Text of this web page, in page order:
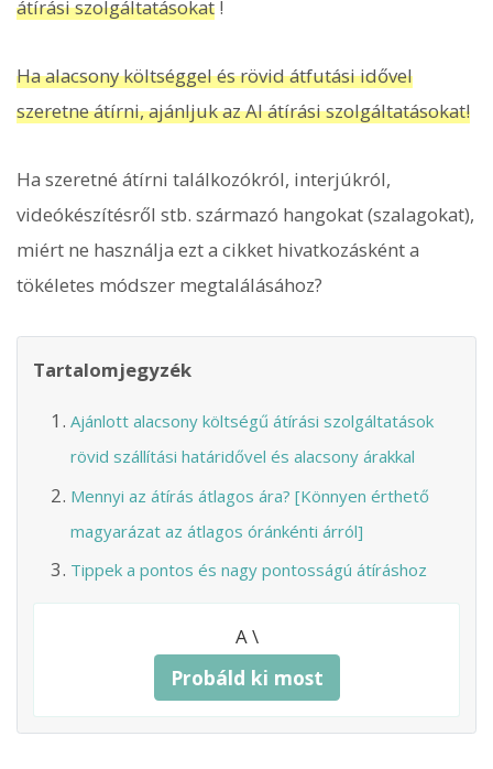
átírási szolgáltatásokat !
Ha alacsony költséggel és rövid átfutási idővel
szeretne átírni, ajánljuk az AI átírási szolgáltatásokat!
Ha szeretné átírni találkozókról, interjúkról,
videókészítésről stb. származó hangokat (szalagokat),
miért ne használja ezt a cikket hivatkozásként a
tökéletes módszer megtalálásához?
Tartalomjegyzék
Ajánlott alacsony költségű átírási szolgáltatások
rövid szállítási határidővel és alacsony árakkal
Mennyi az átírás átlagos ára? [Könnyen érthető
magyarázat az átlagos óránkénti árról]
Tippek a pontos és nagy pontosságú átíráshoz
A \
Probáld ki most